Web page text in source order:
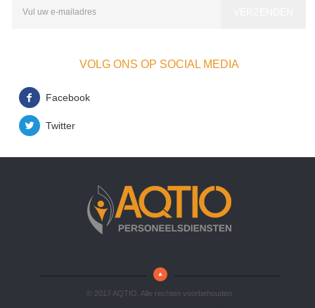
VOLG ONS OP SOCIAL MEDIA
Facebook
Twitter
© 2017 AQTIO. Alle rechten voorbehouden